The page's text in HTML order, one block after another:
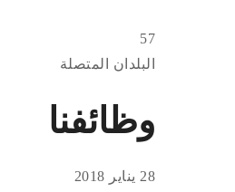
57
البلدان المتصلة
وظائفنا
28 يناير 2018